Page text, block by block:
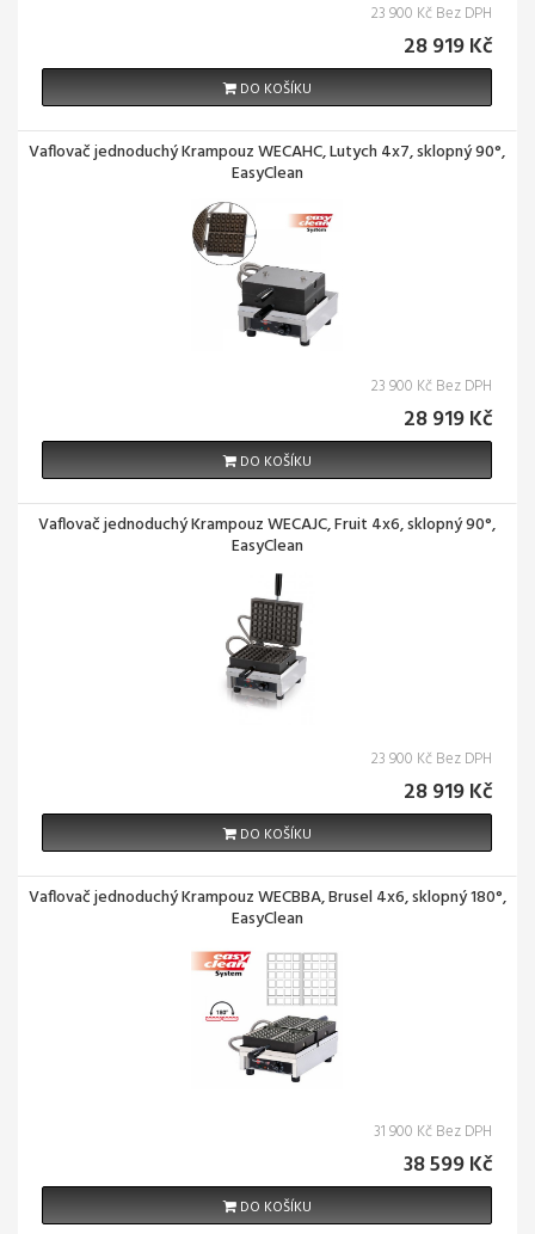
23 900 Kč Bez DPH
28 919 Kč
DO KOŠÍKU
Vaflovač jednoduchý Krampouz WECAHC, Lutych 4x7, sklopný 90°,
EasyClean
23 900 Kč Bez DPH
28 919 Kč
DO KOŠÍKU
Vaflovač jednoduchý Krampouz WECAJC, Fruit 4x6, sklopný 90°,
EasyClean
23 900 Kč Bez DPH
28 919 Kč
DO KOŠÍKU
Vaflovač jednoduchý Krampouz WECBBA, Brusel 4x6, sklopný 180°,
EasyClean
31 900 Kč Bez DPH
38 599 Kč
DO KOŠÍKU